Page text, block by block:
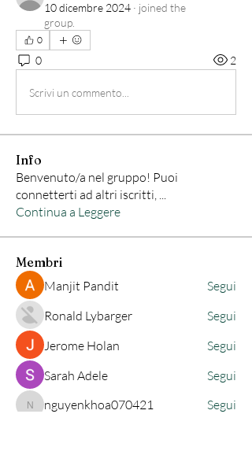
10 dicembre 2024 · joined the
group.
0
0 2
Scrivi un commento...
Info
Benvenuto/a nel gruppo! Puoi
connetterti ad altri iscritti, ...
Continua a Leggere
Membri
Manjit Pandit
Segui
Ronald Lybarger
Segui
Jerome Holan
Segui
Sarah Adele
Segui
nguyenkhoa070421
nguyenkhoa070421
Segui